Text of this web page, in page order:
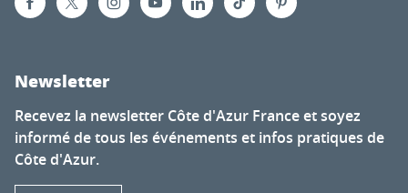
Newsletter
Recevez la newsletter Côte d'Azur France et soyez
informé de tous les événements et infos pratiques de
Côte d'Azur.